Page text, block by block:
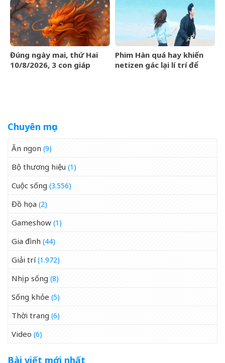
kết ASEAN Cup: Quang Hải
về quê bơi cùng con trai,
Hai Long có hẹn với Duy
Mạnh
Anh
Đúng ngày mai, thứ Hai
10/8/2026, 3 con giáp
Phim Hàn quá hay khiến
netizen gác lại lí trí để
Chuyên mục
Ăn ngon (9)
Bộ thương hiệu (1)
Cuộc sống (3.556)
Đồ họa (2)
Gameshow (1)
Gia đình (44)
Giải trí(1.972)
Nhịp sống (8)
Sống khỏe (5)
Thời trang (6)
Video (6)
Bài viết mới nhất